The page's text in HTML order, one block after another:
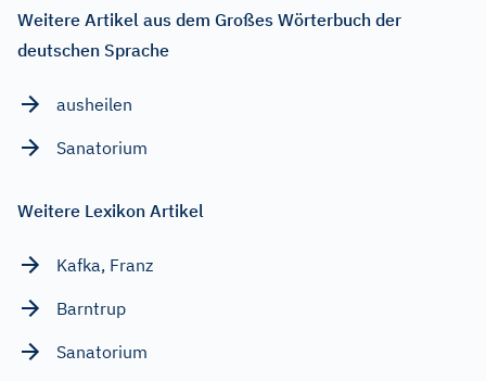
Weitere Artikel aus dem Großes Wörterbuch der
deutschen Sprache
ausheilen
Sanatorium
Weitere Lexikon Artikel
Kafka, Franz
Barntrup
Sanatorium